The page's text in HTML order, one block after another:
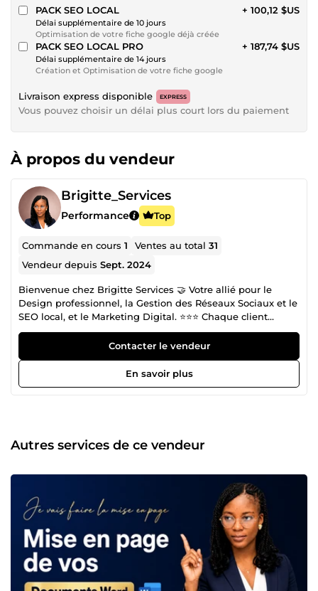
PACK SEO LOCAL
Délai supplémentaire de 10 jours
Optimisation de votre fiche google déjà créée
+ 100,12 $US
PACK SEO LOCAL PRO
Délai supplémentaire de 14 jours
Création et Optimisation de votre fiche google
+ 187,74 $US
Livraison express disponible EXPRESS
Vous pouvez choisir un délai plus court lors du paiement
À propos du vendeur
Brigitte_Services
Performance Top
Commande en cours1 Ventes au total31
Vendeur depuisSept. 2024
Bienvenue chez Brigitte Services 🤝 Votre allié pour le
Design professionnel, la Gestion des Réseaux Sociaux et le
SEO local, et le Marketing Digital. ⭐⭐⭐ Chaque client
accompagné sur ComeUp a exprimé sa satisfaction. ⏱️
Je suis Brigitte, fondatrice de Brigitte Services, et je
travaille en collaboration avec Denis, spécialiste en
GOOGLE ADS l &amp; Community Manager depuis plus
sociaux ✔️ Identités visuelles Community Management 🔶
Facebook / Instagram / TikTok 🔶 Contenus engageants 🔶
publicitaires 🔒 Pourquoi choisir Brigitte Services ? 💠 Team
experte &amp; complémentaire · 💠 Travail propre et
structuré 💠 Respect des délais · 💠 Accompagnement
personnalisé 💠 Approche humaine + stratégie + créativité
Contacter le vendeur
En savoir plus
Autres services de ce vendeur